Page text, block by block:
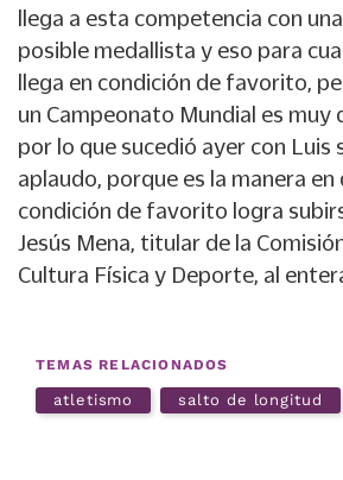
llega a esta competencia con
posible medallista y eso para
llega en condición de favorito,
un Campeonato Mundial es muy
por lo que sucedió ayer con Luis
aplaudo, porque es la manera en
condición de favorito logra
Jesús Mena, titular de la
Cultura Física y Deporte, al
TEMAS RELACIONADOS
atletismo salto de longitud